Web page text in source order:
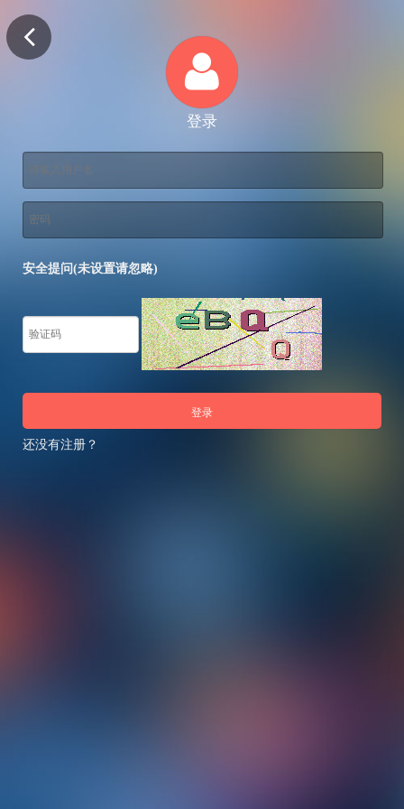
登录
安全提问(未设置请忽略)
登录
还没有注册？